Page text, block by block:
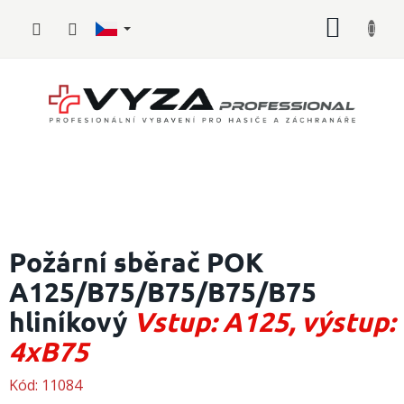
Požární
sport
Zdravotnické
vybavení
Požární sběrač POK
A125/B75/B75/B75/B75
hliníkový Vstup: A125, výstup:
4xB75
Kód: 11084